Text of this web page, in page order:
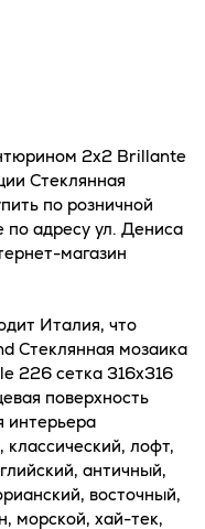
2x2 Brillante
Стеклянная
по розничной
адресу ул. Дениса
магазин
Италия, что
Стеклянная мозаика
226 сетка 316х316
поверхность
интерьера
лофт,
античный,
восточный,
морской, хай-тек,